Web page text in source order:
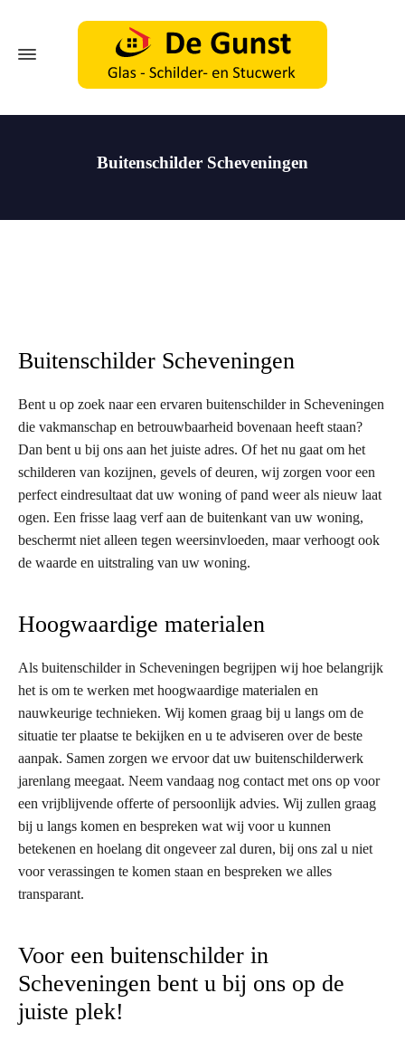
Buitenschilder Scheveningen
Buitenschilder Scheveningen
Bent u op zoek naar een ervaren buitenschilder in Scheveningen
die vakmanschap en betrouwbaarheid bovenaan heeft staan?
Dan bent u bij ons aan het juiste adres. Of het nu gaat om het
schilderen van kozijnen, gevels of deuren, wij zorgen voor een
perfect eindresultaat dat uw woning of pand weer als nieuw laat
ogen. Een frisse laag verf aan de buitenkant van uw woning,
beschermt niet alleen tegen weersinvloeden, maar verhoogt ook
de waarde en uitstraling van uw woning.
Hoogwaardige materialen
Als buitenschilder in Scheveningen begrijpen wij hoe belangrijk
het is om te werken met hoogwaardige materialen en
nauwkeurige technieken. Wij komen graag bij u langs om de
situatie ter plaatse te bekijken en u te adviseren over de beste
aanpak. Samen zorgen we ervoor dat uw buitenschilderwerk
jarenlang meegaat. Neem vandaag nog contact met ons op voor
een vrijblijvende offerte of persoonlijk advies. Wij zullen graag
bij u langs komen en bespreken wat wij voor u kunnen
betekenen en hoelang dit ongeveer zal duren, bij ons zal u niet
voor verassingen te komen staan en bespreken we alles
transparant.
Voor een buitenschilder in
Scheveningen bent u bij ons op de
juiste plek!